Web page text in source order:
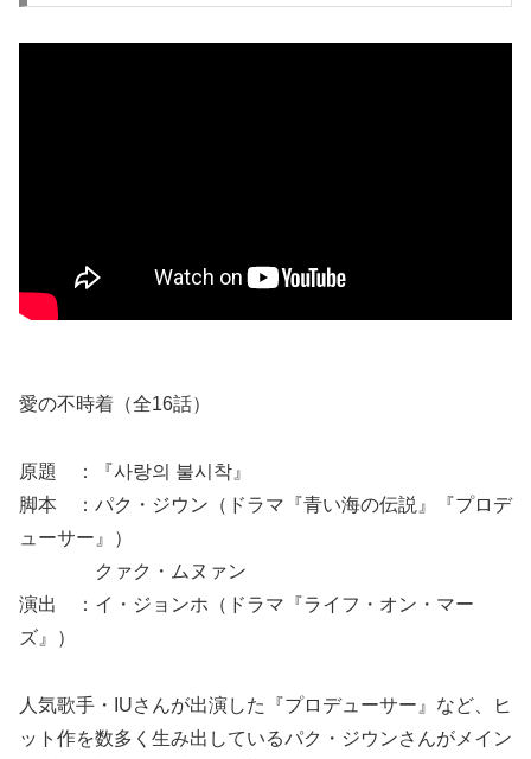
愛の不時着（全16話）
原題 ：『사랑의 불시착』
脚本 ：パク・ジウン（ドラマ『青い海の伝説』『プロデ
ューサー』）
クァク・ムヌァン
演出 ：イ・ジョンホ（ドラマ『ライフ・オン・マー
ズ』）
人気歌手・IUさんが出演した『プロデューサー』など、ヒ
ット作を数多く生み出しているパク・ジウンさんがメイン